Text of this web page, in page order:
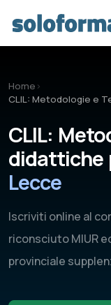
Home ›
CLIL: Metodologie e
CLIL:
didattiche
Lecce
Iscriviti online al
riconsciuto MIUR
provinciale